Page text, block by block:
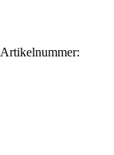
Artikelnummer: